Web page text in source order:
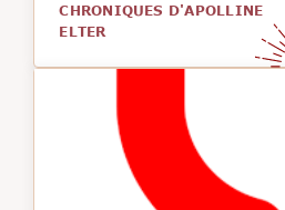
CHRONIQUES D'APOLLINE
ELTER